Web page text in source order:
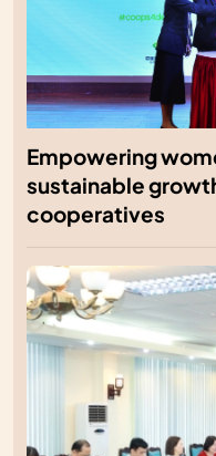
Empowering
sustainable
cooperatives